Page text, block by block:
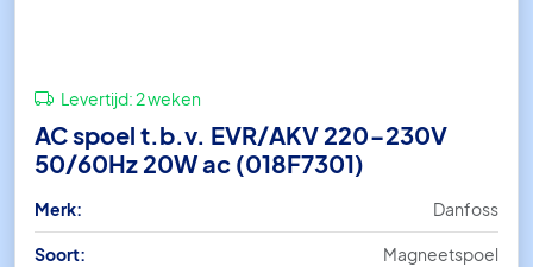
Levertijd:2 weken
AC spoel t.b.v. EVR/AKV 220-230V
50/60Hz 20W ac (018F7301)
Merk: Danfoss
Soort: Magneetspoel